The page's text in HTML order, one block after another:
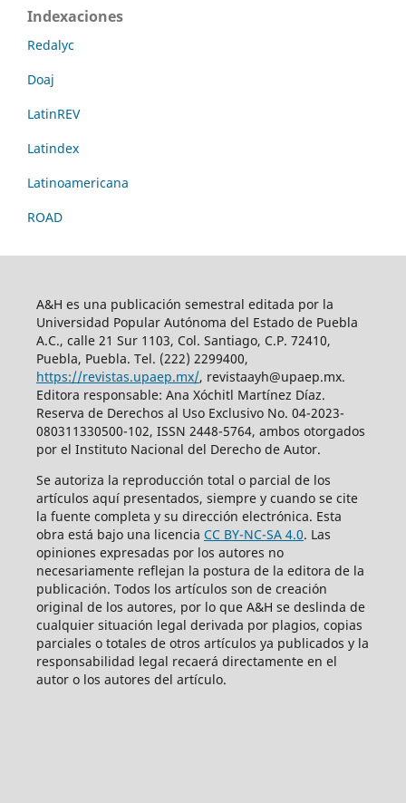
Indexaciones
Redalyc
Doaj
LatinREV
Latindex
Latinoamericana
ROAD
A&H es una publicación semestral editada por la
Universidad Popular Autónoma del Estado de Puebla
A.C., calle 21 Sur 1103, Col. Santiago, C.P. 72410,
Puebla, Puebla. Tel. (222) 2299400,
https://revistas.upaep.mx/, revistaayh@upaep.mx.
Editora responsable: Ana Xóchitl Martínez Díaz.
Reserva de Derechos al Uso Exclusivo No. 04-2023-
080311330500-102, ISSN 2448-5764, ambos otorgados
por el Instituto Nacional del Derecho de Autor.
Se autoriza la reproducción total o parcial de los
artículos aquí­ presentados, siempre y cuando se cite
la fuente completa y su dirección electrónica. Esta
obra está bajo una licencia CC BY-NC-SA 4.0. Las
opiniones expresadas por los autores no
necesariamente reflejan la postura de la editora de la
publicación. Todos los artículos son de creación
original de los autores, por lo que A&H se deslinda de
cualquier situación legal derivada por plagios, copias
parciales o totales de otros artículos ya publicados y la
responsabilidad legal recaerá directamente en el
autor o los autores del artículo.